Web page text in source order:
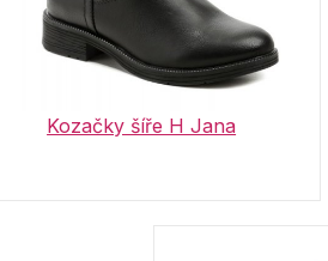
Kozačky šíře H Jana